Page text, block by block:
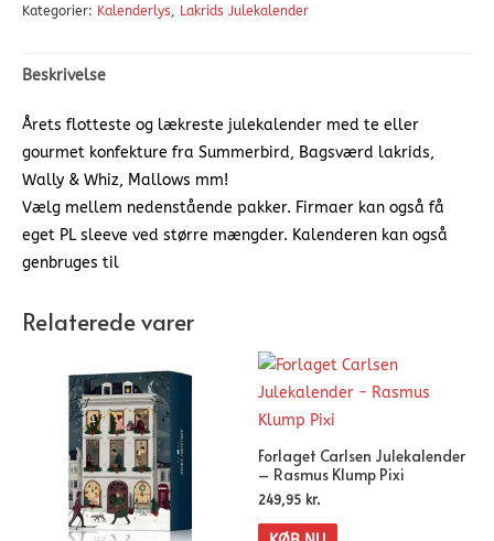
Kategorier: Kalenderlys Lakrids Julekalender
Beskrivelse
Årets flotteste og lækreste julekalender med te eller
gourmet konfekture fra Summerbird, Bagsværd lakrids,
Wally & Whiz, Mallows mm!
Vælg mellem nedenstående pakker. Firmaer kan også få
eget PL sleeve ved større mængder. Kalenderen kan også
genbruges til
Relaterede varer
Forlaget Carlsen Julekalender
– Rasmus Klump Pixi
249,95 kr.